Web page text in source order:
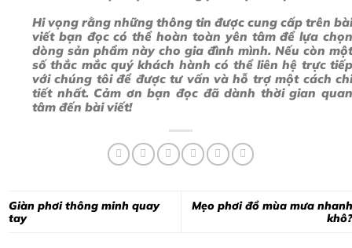
Hi vọng rằng những thông tin được cung cấp trên bài
viết bạn đọc có thể hoàn toàn yên tâm để lựa chọn
dòng sản phẩm này cho gia đình mình. Nếu còn một
số thắc mắc quý khách hành có thể liên hệ trực tiếp
với chúng tôi để được tư vấn và hỗ trợ một cách chi
tiết nhất. Cảm ơn bạn đọc đã dành thời gian quan
tâm đến bài viết!
Giàn phơi thông minh quay
tay
Mẹo phơi đồ mùa mưa nhanh
khô?